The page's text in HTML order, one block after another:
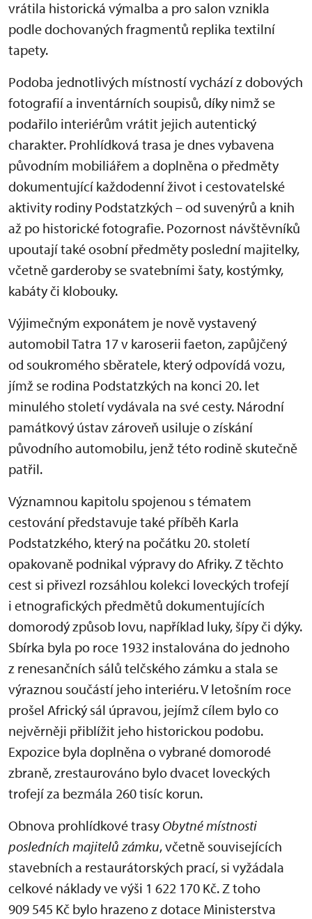
vrátila historická výmalba a pro salon vznikla
podle dochovaných fragmentů replika textilní
tapety.
Podoba jednotlivých místností vychází z dobových
fotografií a inventárních soupisů, díky nimž se
podařilo interiérům vrátit jejich autentický
charakter. Prohlídková trasa je dnes vybavena
původním mobiliářem a doplněna o předměty
dokumentující každodenní život i cestovatelské
aktivity rodiny Podstatzkých – od suvenýrů a knih
až po historické fotografie. Pozornost návštěvníků
upoutají také osobní předměty poslední majitelky,
včetně garderoby se svatebními šaty, kostýmky,
kabáty či klobouky.
Výjimečným exponátem je nově vystavený
automobil Tatra 17 v karoserii faeton, zapůjčený
od soukromého sběratele, který odpovídá vozu,
jímž se rodina Podstatzkých na konci 20. let
minulého století vydávala na své cesty. Národní
památkový ústav zároveň usiluje o získání
původního automobilu, jenž této rodině skutečně
patřil.
Významnou kapitolu spojenou s tématem
cestování představuje také příběh Karla
Podstatzkého, který na počátku 20. století
opakovaně podnikal výpravy do Afriky. Z těchto
cest si přivezl rozsáhlou kolekci loveckých trofejí
i etnografických předmětů dokumentujících
domorodý způsob lovu, například luky, šípy či dýky.
Sbírka byla po roce 1932 instalována do jednoho
z renesančních sálů telčského zámku a stala se
výraznou součástí jeho interiéru. V letošním roce
prošel Africký sál úpravou, jejímž cílem bylo co
nejvěrněji přiblížit jeho historickou podobu.
Expozice byla doplněna o vybrané domorodé
zbraně, zrestaurováno bylo dvacet loveckých
trofejí za bezmála 260 tisíc korun.
Obnova prohlídkové trasy Obytné místnosti
posledních majitelů zámku, včetně souvisejících
stavebních a restaurátorských prací, si vyžádala
celkové náklady ve výši 1 622 170 Kč. Z toho
909 545 Kč bylo hrazeno z dotace Ministerstva